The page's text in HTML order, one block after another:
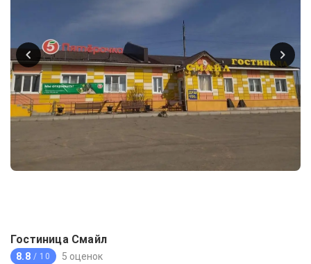
Гостиница Смайл
8.8 / 10 5 оценок